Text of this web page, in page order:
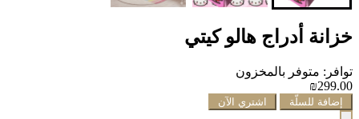
خزانة أدراج هالو كيتي
توافر: متوفر بالمخزون
₪299.00
إضافة للسلّة اشتري الآن